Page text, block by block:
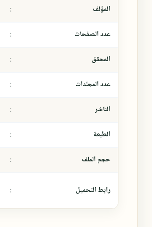
المؤلف :
عدد الصفحات :
المحقق :
عدد المجلدات :
الناشر :
الطبعة :
حجم الملف :
رابط التحميل :